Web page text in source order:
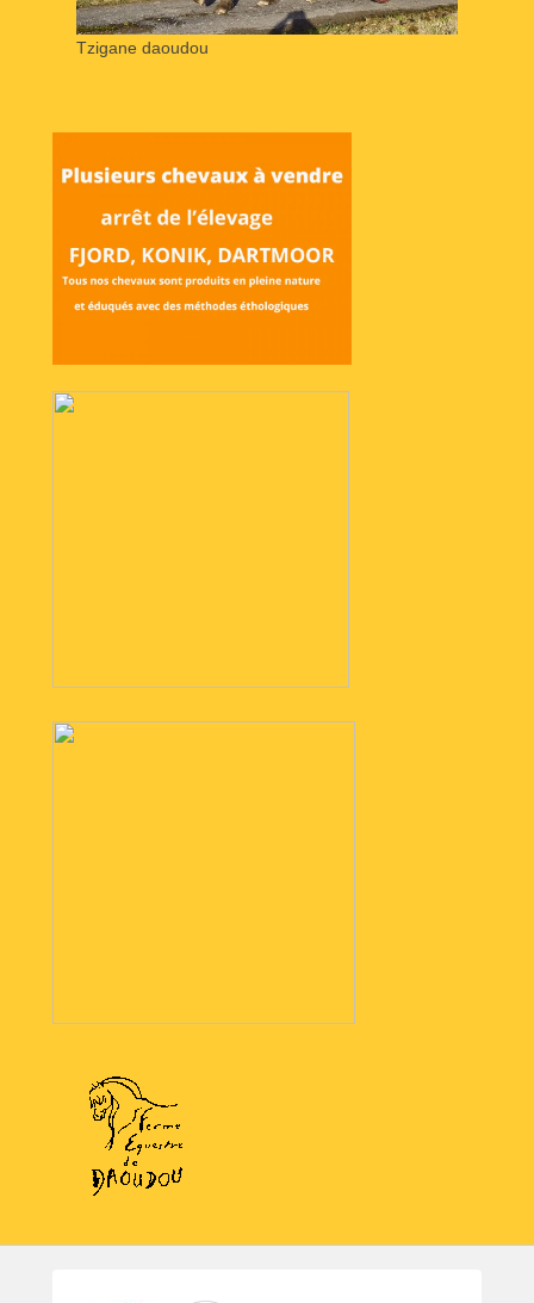
Tzigane daoudou